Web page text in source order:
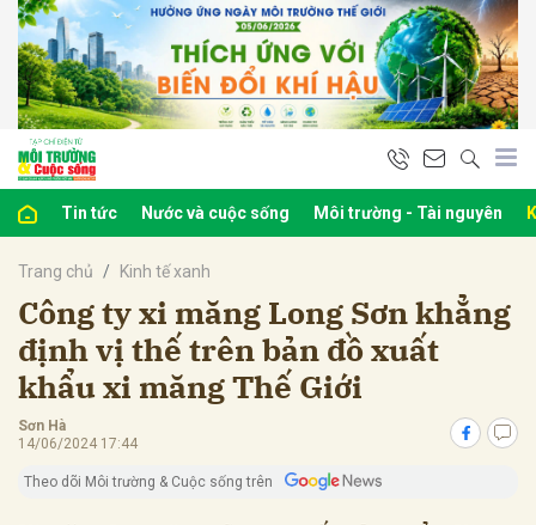
Tin tức Nước và cuộc sống Môi trường - Tài nguyên
Trang chủ Kinh tế xanh
Công ty xi măng Long Sơn khẳng
định vị thế trên bản đồ xuất
khẩu xi măng Thế Giới
Sơn Hà
14/06/2024 17:44
Theo dõi Môi trường & Cuộc sống trên
luận